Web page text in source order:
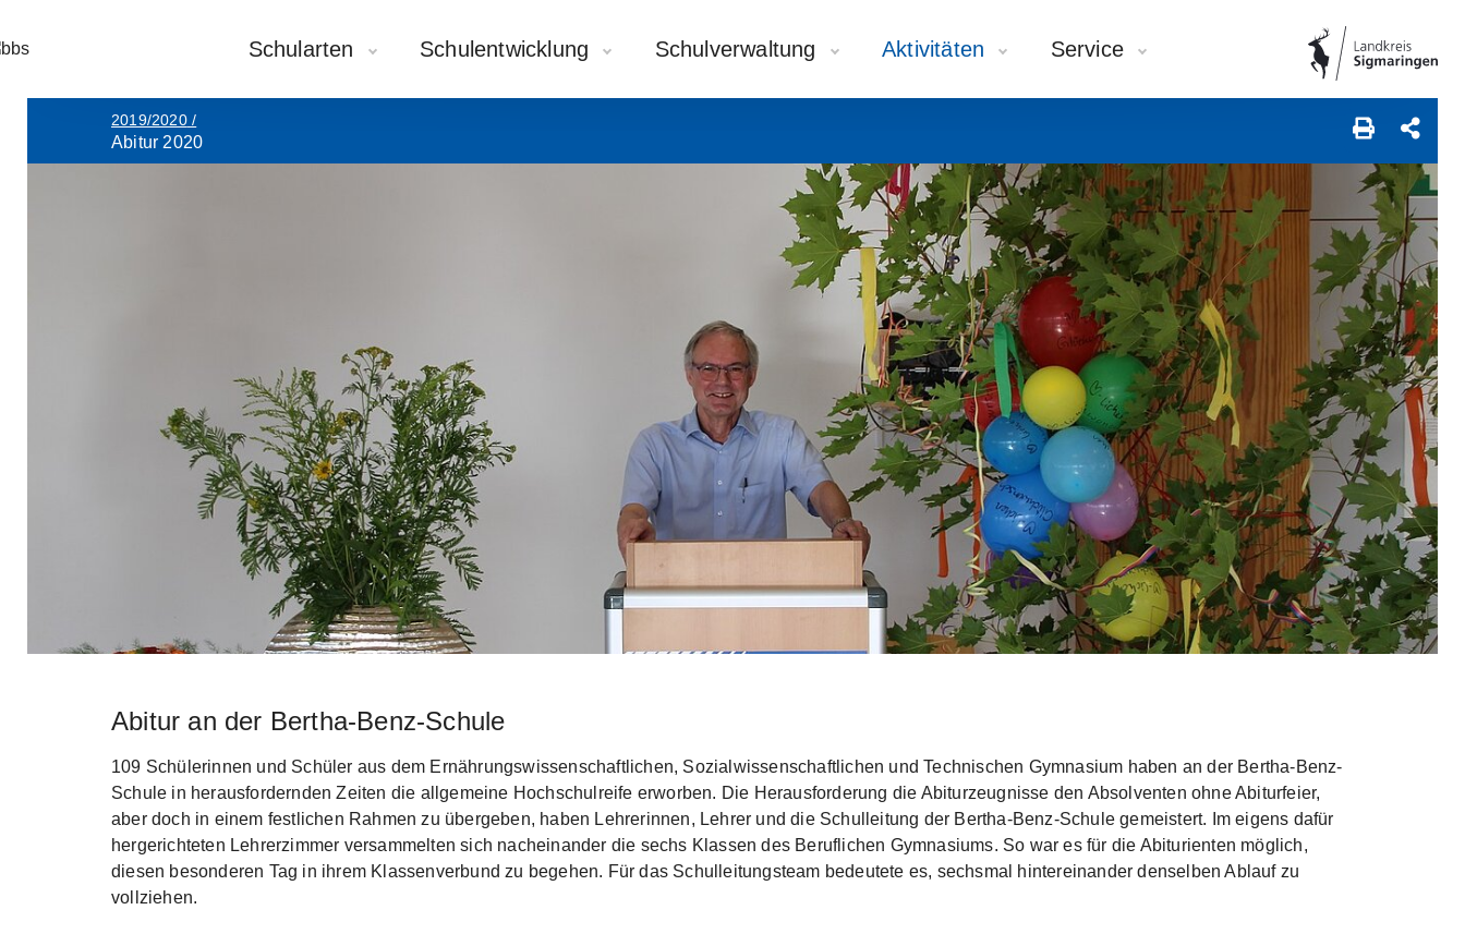
Schularten Schulentwicklung Schulverwaltung Aktivitäten Service
2019/2020/
Abitur 2020
Skip to main contentAbitur an der Bertha-Benz-Schule
109 Schülerinnen und Schüler aus dem Ernährungswissenschaftlichen, Sozialwissenschaftlichen und Technischen Gymnasium haben an der Bertha-Benz-
Schule in herausfordernden Zeiten die allgemeine Hochschulreife erworben. Die Herausforderung die Abiturzeugnisse den Absolventen ohne Abiturfeier,
aber doch in einem festlichen Rahmen zu übergeben, haben Lehrerinnen, Lehrer und die Schulleitung der Bertha-Benz-Schule gemeistert. Im eigens dafür
hergerichteten Lehrerzimmer versammelten sich nacheinander die sechs Klassen des Beruflichen Gymnasiums. So war es für die Abiturienten möglich,
diesen besonderen Tag in ihrem Klassenverbund zu begehen. Für das Schulleitungsteam bedeutete es, sechsmal hintereinander denselben Ablauf zu
vollziehen.